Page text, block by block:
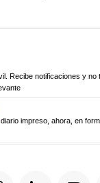
Recibe notificaciones y no
impreso, ahora, en